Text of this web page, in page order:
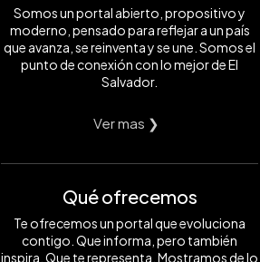
Somos un portal abierto, propositivo y
moderno, pensado para reflejar a un país
que avanza, se reinventa y se une. Somos el
punto de conexión con lo mejor de El
Salvador.
Ver mas ❯
Qué ofrecemos
Te ofrecemos un portal que evoluciona
contigo. Que informa, pero también
inspira. Que te representa. Mostramos de lo